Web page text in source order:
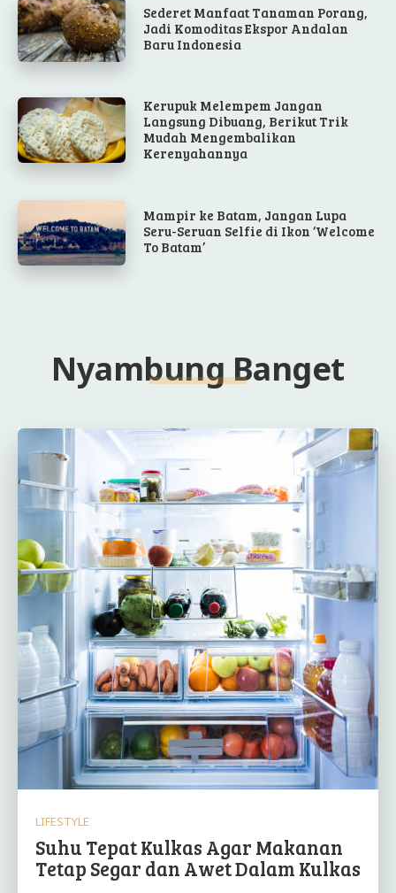
Sederet Manfaat Tanaman Porang,
Jadi Komoditas Ekspor Andalan
Baru Indonesia
Kerupuk Melempem Jangan
Langsung Dibuang, Berikut Trik
Mudah Mengembalikan
Kerenyahannya
Mampir ke Batam, Jangan Lupa
Seru-Seruan Selfie di Ikon ‘Welcome
To Batam’
Nyambung Banget
LIFESTYLE
Suhu Tepat Kulkas Agar Makanan
Tetap Segar dan Awet Dalam Kulkas